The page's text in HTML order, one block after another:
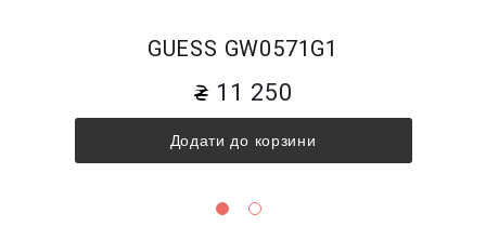
GUESS GW0571G1
11 250
Додати до корзини